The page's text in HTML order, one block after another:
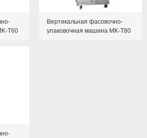
T60
Вертикальная фасовочно-
упаковочная машина MK-T80